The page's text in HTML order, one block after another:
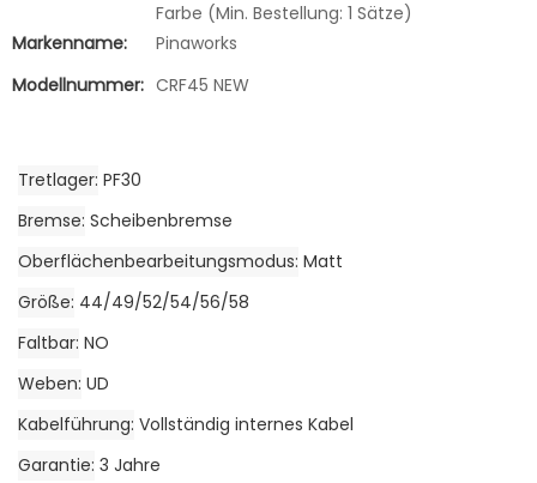
Farbe (Min. Bestellung: 1 Sätze)
Markenname:
Pinaworks
Modellnummer: CRF45 NEW
Tretlager PF30
Bremse Scheibenbremse
Oberflächenbearbeitungsmodus Matt
Größe 44/49/52/54/56/58
Faltbar NO
Weben UD
Kabelführung Vollständig internes Kabel
Garantie 3 Jahre